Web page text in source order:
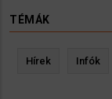
TÉMÁK
Hírek Infók